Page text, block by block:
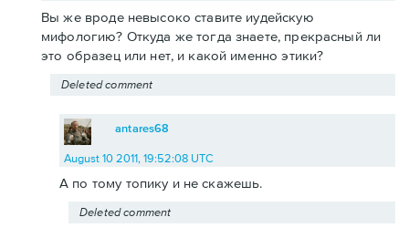
Вы же вроде невысоко ставите иудейскую
мифологию? Откуда же тогда знаете, прекрасный ли
это образец или нет, и какой именно этики?
Deleted comment
antares68
August 10 2011, 19:52:08 UTC
А по тому топику и не скажешь.
Deleted comment